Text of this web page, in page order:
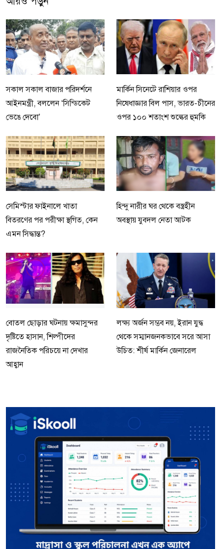
সকাল সকাল বাজার পরিদর্শনে
আইনমন্ত্রী, বললেন ‘সিন্ডিকেট
ভেঙে দেবো’
মার্কিন সিনেটে রাশিয়ার ওপর
নিষেধাজ্ঞার বিল পাস, ভারত-চীনের
ওপর ১০০ শতাংশ শুল্কের হুমকি
সেমিস্টার ফাইনালে খাতা
বিতরণের পর পরীক্ষা স্থগিত, কেন
এমন সিদ্ধান্ত?
হিন্দু নারীর ঘর থেকে বস্ত্রহীন
অবস্থায় যুবদল নেতা আটক
বোতল ছোড়ার ঘটনায় ক্ষমাসুন্দর
দৃষ্টিতে হাসান, শিল্পীদের
রাজনৈতিক পরিচয়ে না দেখার
আহ্বান
লক্ষ্য অর্জন সম্ভব নয়, ইরান যুদ্ধ
থেকে সম্মানজনকভাবে সরে আসা
উচিত: শীর্ষ মার্কিন জেনারেল